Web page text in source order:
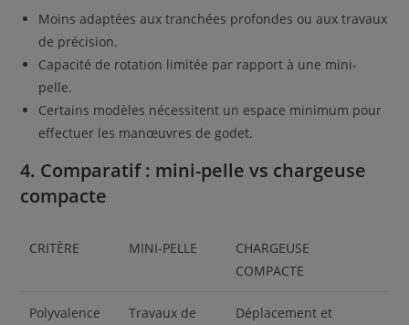
Moins adaptées aux tranchées profondes ou aux travaux
de précision.
Capacité de rotation limitée par rapport à une mini-
pelle.
Certains modèles nécessitent un espace minimum pour
effectuer les manœuvres de godet.
4. Comparatif : mini-pelle vs chargeuse
compacte
CRITÈRE MINI-PELLE
CHARGEUSE
COMPACTE
Polyvalence
Travaux de
Déplacement et